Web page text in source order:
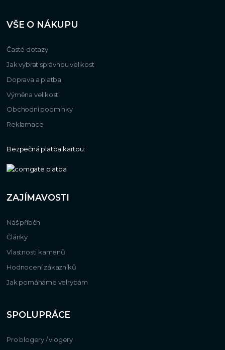
VŠE O NÁKUPU
Časté dotazy
Jak vybrat správnou velikost
Doprava a platba
Výměna velikosti
Obchodní podmínky
Reklamace
Bezpečná platba kartou:
ZAJÍMAVOSTI
Náš příběh
Články
Vlastnosti kamenů
Hodnocení zákazníků
Jak pomáháme velrybám
SPOLUPRÁCE
Pro blogery / vlogery